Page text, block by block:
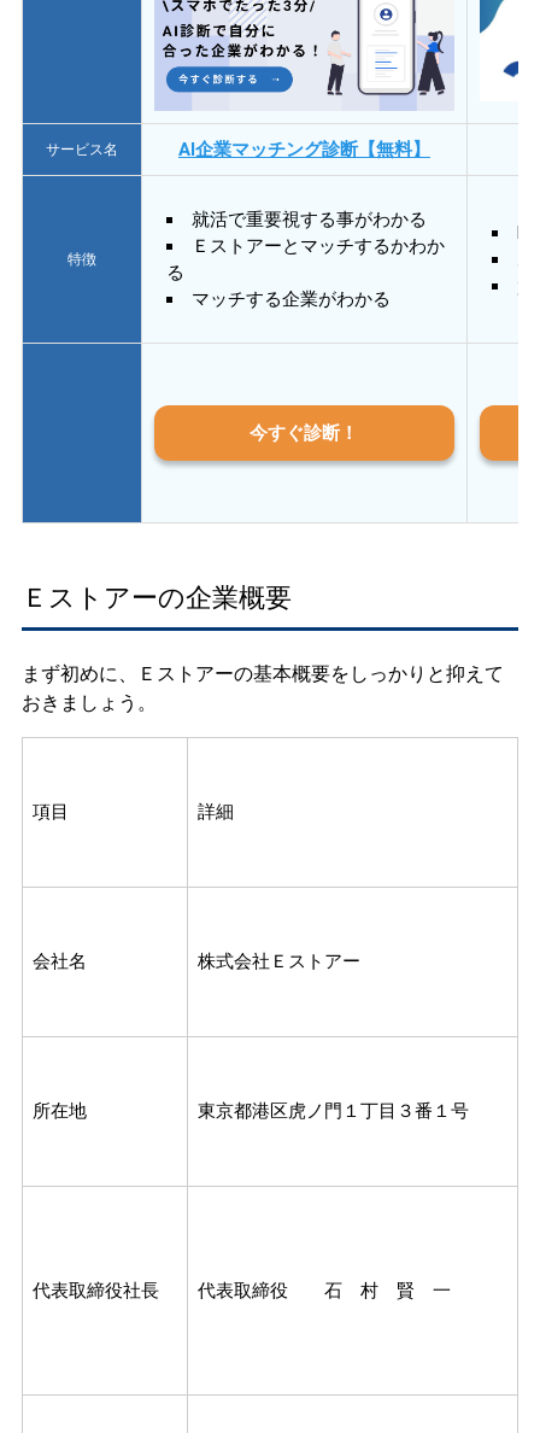
サービス名 AI企業マッチング診断【無料】
特徴
就活で重要視する事がわかる
Ｅストアーとマッチするかわか
る
マッチする企業がわかる
質
今すぐ診断！
Ｅストアーの企業概要
まず初めに、Ｅストアーの基本概要をしっかりと抑えて
おきましょう。
項目 詳細
会社名 株式会社Ｅストアー
所在地 東京都港区虎ノ門１丁目３番１号
代表取締役社長 代表取締役 石 村 賢 一